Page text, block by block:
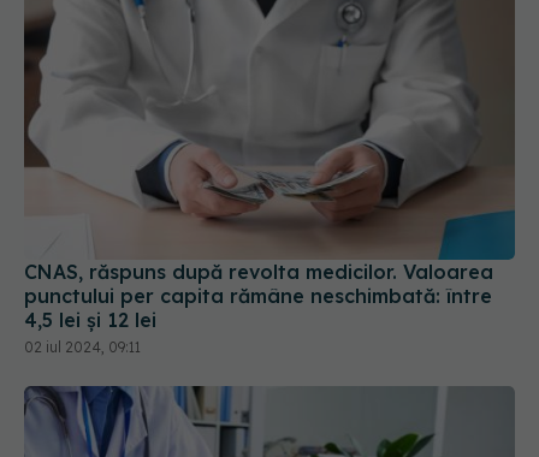
CNAS, răspuns după revolta medicilor. Valoarea
punctului per capita rămâne neschimbată: între
4,5 lei și 12 lei
02 iul 2024, 09:11